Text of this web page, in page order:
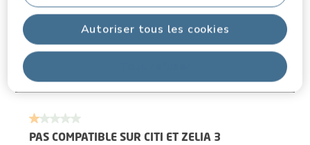
Autoriser tous les cookies
filtres
Trier par
Les plus pertinents
3
218
avis.
1 sur 5 étoiles.
PAS COMPATIBLE SUR CITI ET ZELIA 3